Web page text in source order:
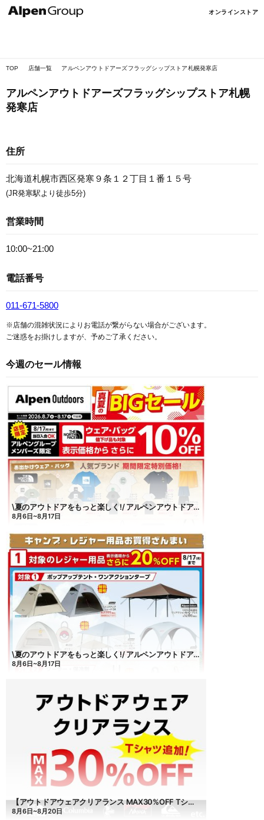
オンラインストア
TOP 店舗一覧 アルペンアウトドアーズフラッグシップストア札幌発寒店
アルペンアウトドアーズフラッグシップストア札幌
発寒店
住所
北海道札幌市西区発寒９条１２丁目１番１５号
(JR発寒駅より徒歩5分)
営業時間
10:00~21:00
電話番号
011-671-5800
※店舗の混雑状況によりお電話が繋がらない場合がございます。
ご迷惑をお掛けしますが、予めご了承ください。
今週のセール情報